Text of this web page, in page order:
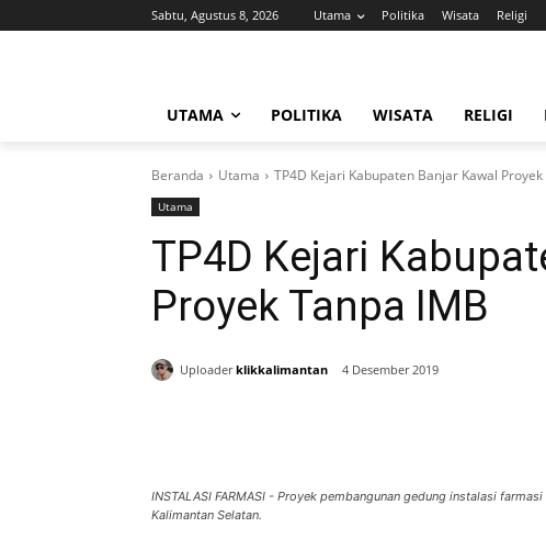
Sabtu, Agustus 8, 2026 Utama Politika Wisata Religi
UTAMA POLITIKA WISATA RELIGI
Beranda Utama TP4D Kejari Kabupaten Banjar Kawal
Utama
TP4D Kejari
Proyek Tanpa IMB
Uploader klikkalimantan 4 Desember 2019
INSTALASI FARMASI - Proyek pembangunan gedung instalasi
Kalimantan Selatan.